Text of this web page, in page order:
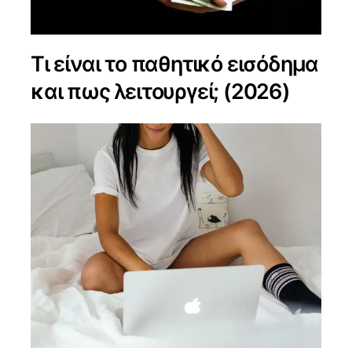
Τι είναι το παθητικό εισόδημα
και πως λειτουργεί; (2026)